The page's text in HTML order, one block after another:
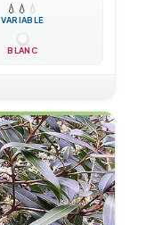
💧 💧 💧
VARIABLE
BLANC